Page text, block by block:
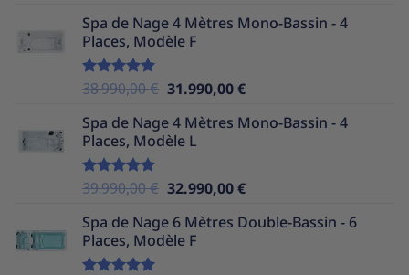
initial
était :
actuel
Spa de Nage 4 Mètres Mono-Bassin - 4
Places, Modèle F
Note5.00
38.990,00€ Le
initial
était :
31.990,00€Le
actuel
Spa de Nage 4 Mètres Mono-Bassin - 4
Places, Modèle L
Note5.00
39.990,00€ Le
initial
était :
32.990,00€Le
actuel
Spa de Nage 6 Mètres Double-Bassin - 6
Places, Modèle F